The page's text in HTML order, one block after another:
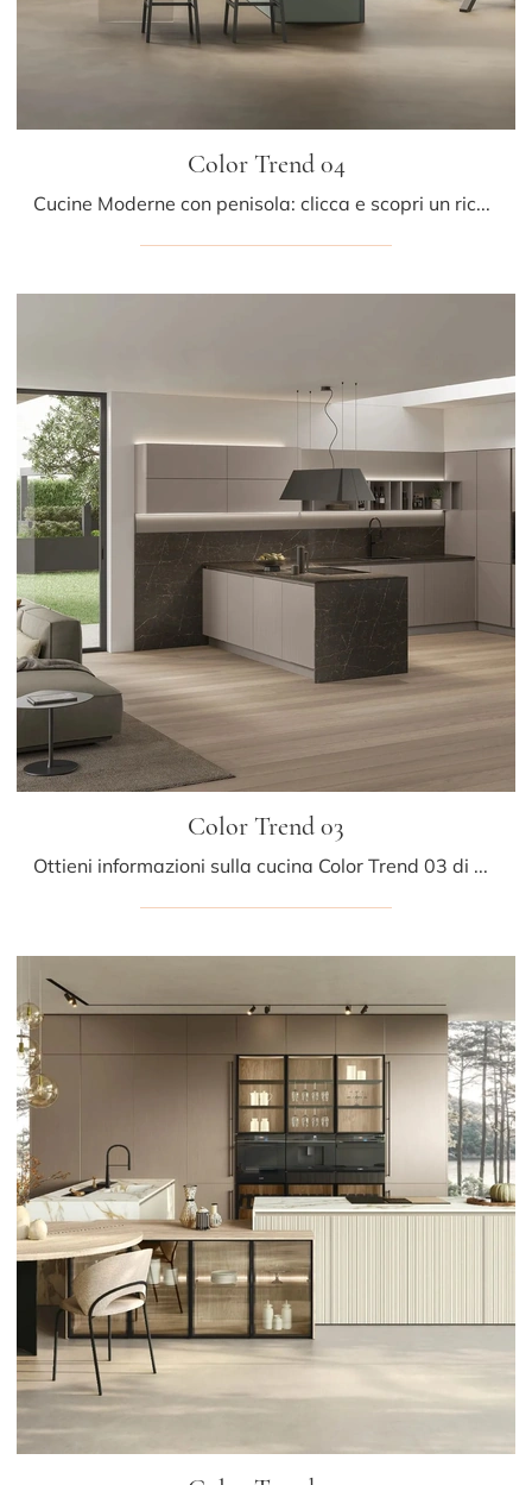
Color Trend 04
Cucine Moderne con penisola: clicca e scopri un ricco catalogo di soluzioni della marca Stosa, tra cui il modello Color Trend 04.
Color Trend 03
Ottieni informazioni sulla cucina Color Trend 03 di Stosa: questa soluzione in laccato opaco sarà la scelta ideale per te!